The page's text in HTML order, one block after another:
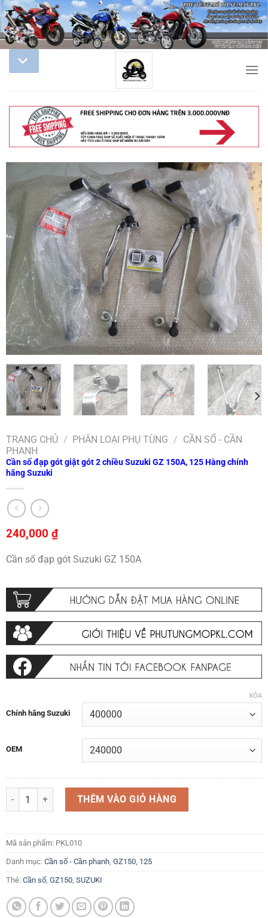
TRANG CHỦ / PHÂN LOẠI PHỤ TÙNG / CẦN SỐ - CẦN
PHANH
Cần số đạp gót giật gót 2 chiều Suzuki GZ 150A, 125 Hàng chính
hãng Suzuki
240,000 ₫
Cần số đạp gót Suzuki GZ 150A
Chính hãng Suzuki
OEM
XÓA
Cần số đạp gót giật gót 2 chiều Suzuki GZ 150A, 125 Hàng chính
THÊM VÀO GIỎ HÀNG
Mã sản phẩm: PKL010
Danh mục: Cần số - Cần phanh, GZ150, 125
Thẻ: Cần số, GZ150, SUZUKI